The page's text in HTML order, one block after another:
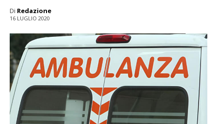
Di Redazione
16 LUGLIO 2020